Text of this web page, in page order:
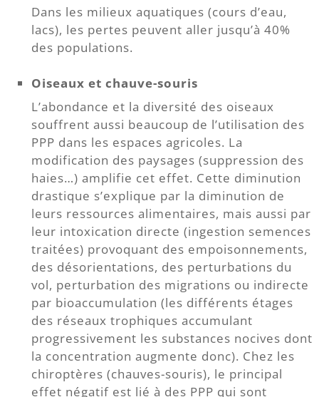
Dans les milieux aquatiques (cours d’eau,
lacs), les pertes peuvent aller jusqu’à 40%
des populations.
Oiseaux et chauve-souris
L’abondance et la diversité des oiseaux
souffrent aussi beaucoup de l’utilisation des
PPP dans les espaces agricoles. La
modification des paysages (suppression des
haies…) amplifie cet effet. Cette diminution
drastique s’explique par la diminution de
leurs ressources alimentaires, mais aussi par
leur intoxication directe (ingestion semences
traitées) provoquant des empoisonnements,
des désorientations, des perturbations du
vol, perturbation des migrations ou indirecte
par bioaccumulation (les différents étages
des réseaux trophiques accumulant
progressivement les substances nocives dont
la concentration augmente donc). Chez les
chiroptères (chauves-souris), le principal
effet négatif est lié à des PPP qui sont